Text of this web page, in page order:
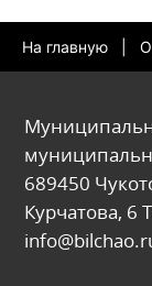
На главную О
689450
Курчатова, 6